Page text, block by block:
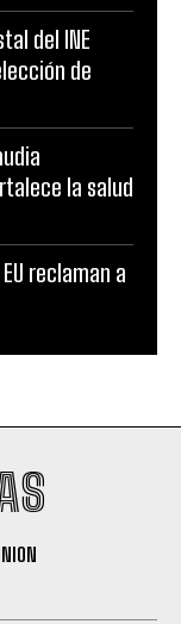
del INE
de
la salud
reclaman a